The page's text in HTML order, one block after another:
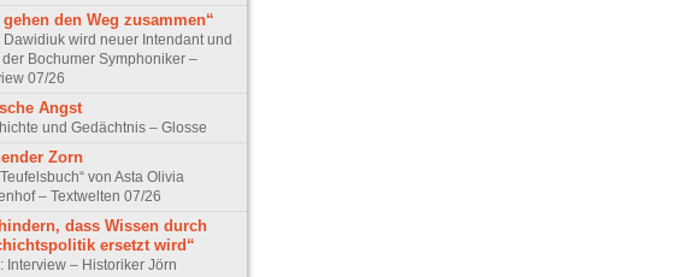
gehen den Weg zusammen“
Dawidiuk wird neuer Intendant und
der Bochumer Symphoniker –
07/26
Angst
und Gedächtnis – Glosse
Zorn
Teufelsbuch“ von Asta Olivia
– Textwelten 07/26
dass Wissen durch
ersetzt wird“
Interview – Historiker Jörn